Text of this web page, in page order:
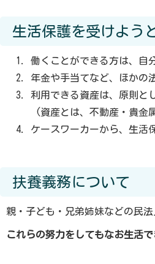
生活保護を受けよう
働くことができる方は、自
年金や手当てなど、ほかの
利用できる資産は、原則と
(資産とは、不動産・貴金
ケースワーカーから、生活
扶養義務について
親・子ども・兄弟姉妹などの民
これらの努力をしてもなお生活